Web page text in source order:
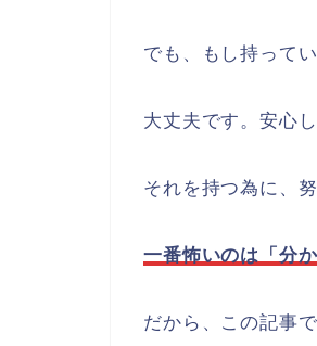
でも、もし持って
大丈夫です。安心
それを持つ為に、
一番怖いのは「分
だから、この記事